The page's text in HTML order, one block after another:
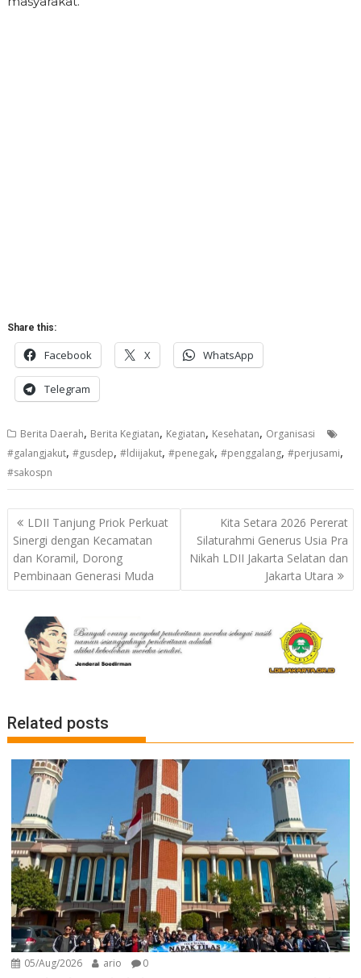
Share this:
Facebook X WhatsApp
Telegram
Berita Daerah, Berita Kegiatan, Kegiatan, Kesehatan, Organisasi
#galangjakut,#gusdep,#ldiijakut,#penegak,#penggalang,#perjusami,
#sakospn
Post
navigation
LDII Tanjung Priok Perkuat
Sinergi dengan Kecamatan
dan Koramil, Dorong
Pembinaan Generasi Muda
Kita Setara 2026 Pererat
Silaturahmi Generus Usia Pra
Nikah LDII Jakarta Selatan dan
Jakarta Utara
Related posts
05/Aug/2026 ario 0